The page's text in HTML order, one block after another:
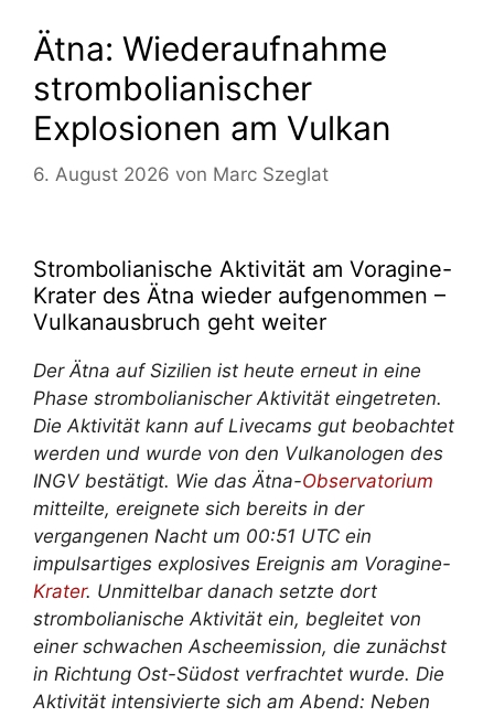
Ätna: Wiederaufnahme
strombolianischer
Explosionen am Vulkan
6. August 2026 von Marc Szeglat
Strombolianische Aktivität am Voragine-
Krater des Ätna wieder aufgenommen –
Vulkanausbruch geht weiter
Der Ätna auf Sizilien ist heute erneut in eine
Phase strombolianischer Aktivität eingetreten.
Die Aktivität kann auf Livecams gut beobachtet
werden und wurde von den Vulkanologen des
INGV bestätigt. Wie das Ätna-Observatorium
mitteilte, ereignete sich bereits in der
vergangenen Nacht um 00:51 UTC ein
impulsartiges explosives Ereignis am Voragine-
Krater. Unmittelbar danach setzte dort
strombolianische Aktivität ein, begleitet von
einer schwachen Ascheemission, die zunächst
in Richtung Ost-Südost verfrachtet wurde. Die
Aktivität intensivierte sich am Abend: Neben